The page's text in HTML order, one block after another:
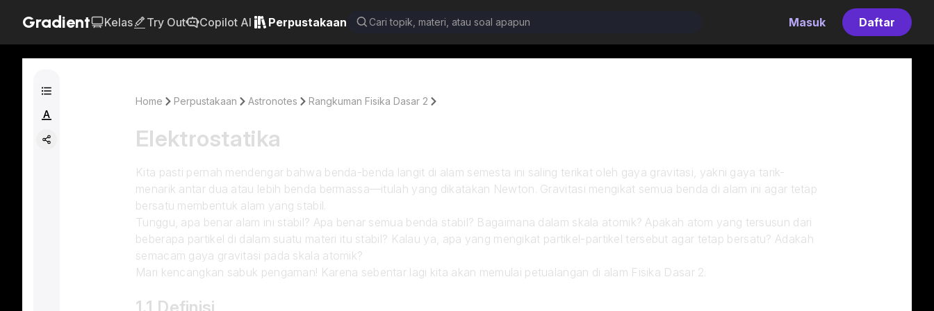
Gradient Kelas Try Out Copilot AI Perpustakaan Masuk Daftar
Home Perpustakaan Astronotes Rangkuman Fisika Dasar 2
Elektrostatika
Kita pasti pernah mendengar bahwa benda-benda langit di alam semesta ini saling terikat oleh gaya gravitasi, yakni gaya tarik-
menarik antar dua atau lebih benda bermassa—itulah yang dikatakan Newton. Gravitasi mengikat semua benda di alam ini agar tetap
bersatu membentuk alam yang stabil.
Tunggu, apa benar alam ini stabil? Apa benar semua benda stabil? Bagaimana dalam skala atomik? Apakah atom yang tersusun dari
beberapa partikel di dalam suatu materi itu stabil? Kalau ya, apa yang mengikat partikel-partikel tersebut agar tetap bersatu? Adakah
semacam gaya gravitasi pada skala atomik?
Mari kencangkan sabuk pengaman! Karena sebentar lagi kita akan memulai petualangan di alam Fisika Dasar 2.